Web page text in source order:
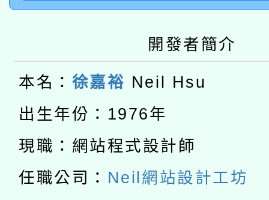
動」
開 智慧啟航」
2026年桃園地景藝術
本校115學年度第2次
招甄選結果公告(無人
招)
適應運動共學行動站研
本館辦理115年度閱讀
暨閱讀推動專業研習
科技賦能─人工智慧
礎課程
A3數位素養講師名單
開發者簡介
本名： 徐嘉裕 Neil Hsu
出生年份：1976年
現職：網站程式設計師
任職公司： Neil網站設計工坊